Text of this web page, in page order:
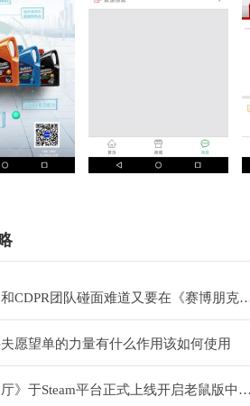
小岛秀夫和CDPR团队碰面难道又要在《
愿望单的力量有什么作用该如何使用
《鼠鼠餐厅》于Steam平台正式上线开启老鼠版中世纪餐厅经营之旅